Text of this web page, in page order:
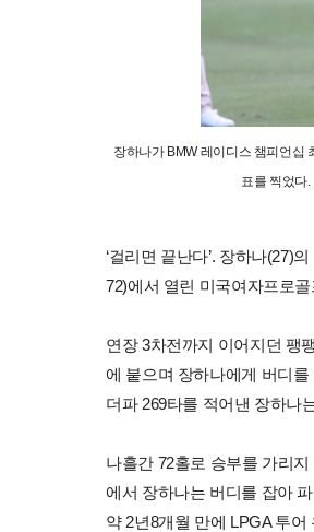
장하나가 BMW 레이디스 챔피언십
표를 찍었다
‘걸리면 끝난다’. 장하나(27)
72)에서 열린 미국여자프로
연장 3차전까지 이어지던 팽
에 붙으며 장하나에게 버디
더파 269타를 적어낸 장하나
나흘간 72홀로 승부를 가리
에서 장하나는 버디를 잡아
약 2년8개월 만에 LPGA 투